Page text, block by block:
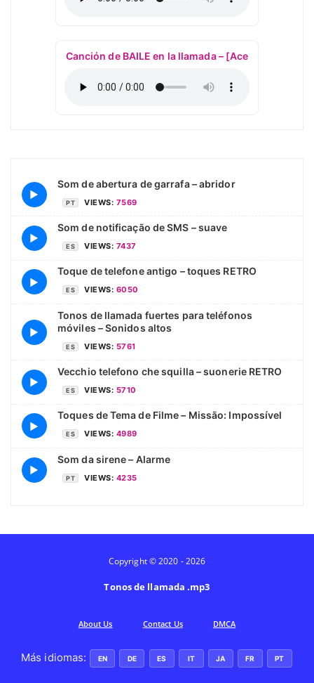
Canción de BAILE en la llamada – [Ace
▶
Som de abertura de garrafa – abridor
PT VIEWS: 7569
▶
Som de notificação de SMS – suave
ES VIEWS: 7437
▶
Toque de telefone antigo – toques RETRO
ES VIEWS: 6050
▶
Tonos de llamada fuertes para teléfonos
móviles – Sonidos altos
ES VIEWS: 5761
▶
Vecchio telefono che squilla – suonerie RETRO
ES VIEWS: 5710
▶
Toques de Tema de Filme – Missão: Impossível
ES VIEWS: 4989
▶
Som da sirene – Alarme
PT VIEWS: 4235
Copyright © 2020 - 2026
Tonos de llamada .mp3
Аbout Us Contact Us DMCA
Más idiomas: EN DE ES IT JA FR PT